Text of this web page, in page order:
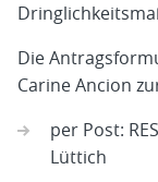
Die
Carine Ancion
per Post:
Lüttich